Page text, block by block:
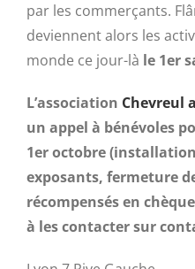
par les commerçants.
deviennent alors les
monde ce jour-là le 1er
L’association Chevreul
un appel à bénévoles
1er octobre
exposants, fermeture
récompensés en
à les contacter sur